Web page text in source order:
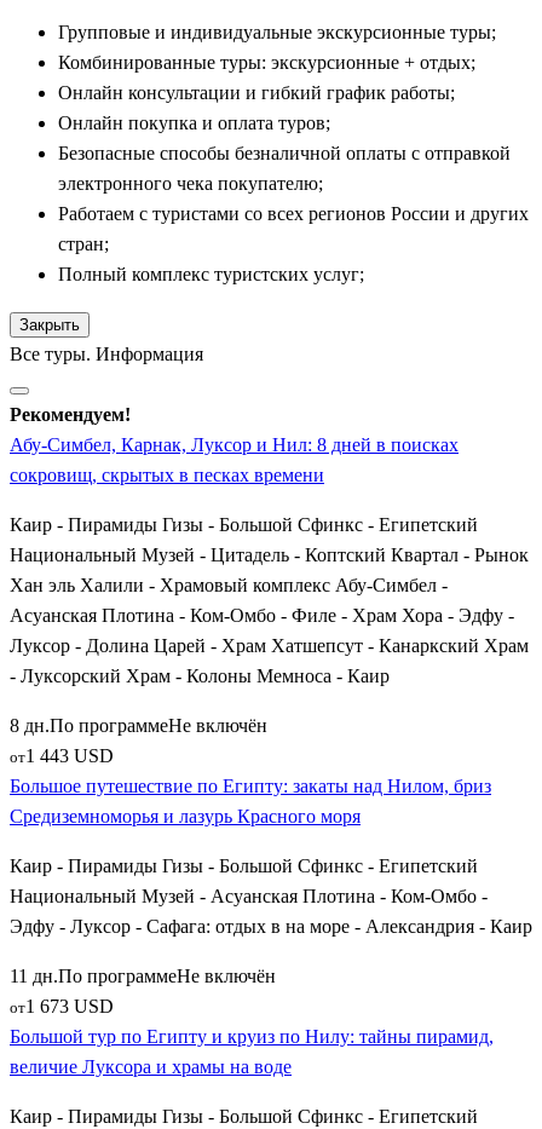
сфинксов.
Переправляясь на «Берег мертвых», группы попадают в
царство вечности. Здесь экскурсионная программа невероятно
насыщена:
Мистическая Долина Царей— скрытый среди
пустынных скал некрополь, где личный или групповой
гид проведет вас внутрь прекрасно сохранившихся
усыпальниц великих фараонов Нового царства;
Грандиозный ступенчатый
уникальный заупокойный комплекс единственной
скал Дейр-эль-Бахри;
Гигантские
Колоссы Мемнона— две
вход в его несуществующий ныне поминальный храм;
Величественный заупокойный комплексМедина Хабу
— монументальный и прекрасно сохранившийся храм
Рамзеса III с глубокими цветными рельефами,
повествующими о битвах с «народами моря».
расширенные или индивидуальные путевки, в программу
включаются выездные экскурсии на север от Луксора — в
священный городАбидосс уникальным храмом Сети I и в
изящнуюДендеру , хранящую знаменитый Храм Хатхор с
Как выбрать и забронировать исторический тур в
Египет
Планируя масштабное экскурсионное путешествие,
дней. Это позволяет без спешки проехать по всему маршруту
от Каира до Асуана и провести 3-4 ночи на борту
пятизвездочного круизного теплохода. Лучшим временем для
Групповые и индивидуальные экскурсионные туры;
Комбинированные туры: экскурсионные + отдых;
Онлайн консультации и гибкий график работы;
Онлайн покупка и оплата туров;
Безопасные способы безналичной оплаты с отправкой
электронного чека покупателю;
Работаем с туристами со всех регионов России и других
стран;
Полный комплекс туристских услуг;
Закрыть
Все туры. Информация
Рекомендуем!
Абу-Симбел, Карнак, Луксор и Нил: 8 дней в поисках
сокровищ, скрытых в песках времени
Каир - Пирамиды Гизы - Большой Сфинкс - Египетский
Национальный Музей - Цитадель - Коптский Квартал - Рынок
Хан эль Халили - Храмовый комплекс Абу-Симбел -
Асуанская Плотина - Ком-Омбо - Филе - Храм Хора - Эдфу -
Луксор - Долина Царей - Храм Хатшепсут - Канаркский Храм
- Луксорский Храм - Колоны Мемноса - Каир
8 дн.По программеНе включён
от1 443 USD
Большое путешествие по Египту: закаты над Нилом, бриз
Средиземноморья и лазурь Красного моря
Каир - Пирамиды Гизы - Большой Сфинкс - Египетский
Национальный Музей - Асуанская Плотина - Ком-Омбо -
Эдфу - Луксор - Сафага: отдых в на море - Александрия - Каир
11 дн.По программеНе включён
от1 673 USD
Большой тур по Египту и круиз по Нилу: тайны пирамид,
величие Луксора и храмы на воде
Каир - Пирамиды Гизы - Большой Сфинкс - Египетский